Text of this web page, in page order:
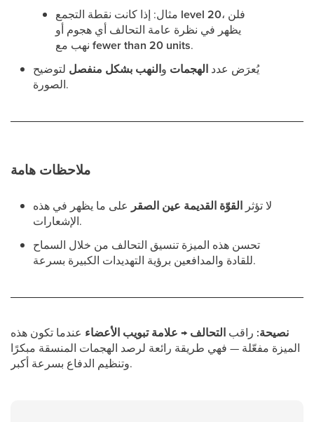
level 20، فلن
يظهر في نظرة عامة التحالف أي هجوم أو
fewer than 20 units.
يُعرَض عدد الهجمات والنهب بشكل منفصل لتوضيح
الصورة.
ملاحظات هامة
لا تؤثر القوّة القديمة عين الصقر على ما يظهر في هذه
الإشعارات.
تحسن هذه الميزة تنسيق التحالف من خلال السماح
للقادة والمدافعين برؤية التهديدات الكبيرة بسرعة.
نصيحة: راقب التحالف → علامة تبويب الأعضاء عندما تكون هذه
الميزة مفعّلة — فهي طريقة رائعة لرصد الهجمات المنسقة مبكرًا
وتنظيم الدفاع بسرعة أكبر.